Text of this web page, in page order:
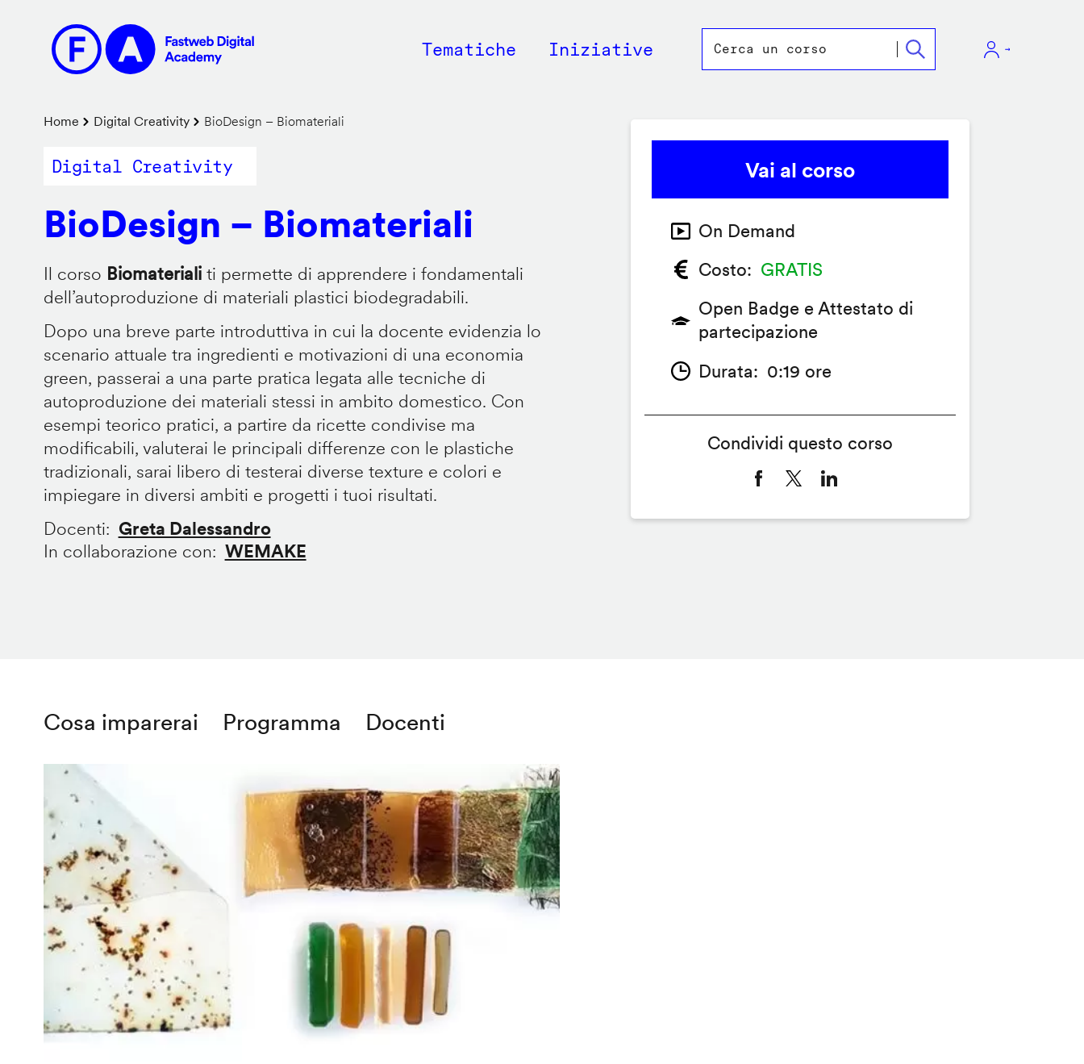
contenuto
principale
Main
Tematiche Iniziative
Briciole
di
Home Digital Creativity BioDesign – Biomateriali
Digital Creativity
BioDesign – Biomateriali
Il corso Biomaterialiti permette di apprendere i fondamentali
dell’autoproduzione di materiali plastici biodegradabili.
Dopo una breve parte introduttiva in cui la docente evidenzia lo
scenario attuale tra ingredienti e motivazioni di una economia
green, passerai a una parte pratica legata alle tecniche di
autoproduzione dei materiali stessi in ambito domestico. Con
esempi teorico pratici, a partire da ricette condivise ma
modificabili, valuterai le principali differenze con le plastiche
tradizionali, sarai libero di testerai diverse texture e colori e
impiegare in diversi ambiti e progetti i tuoi risultati.
Docenti
Greta Dalessandro
In collaborazione con
WEMAKE
Cosa imparerai Programma Docenti
Vai al corso
On Demand
Costo
GRATIS
Open Badge e Attestato di
partecipazione
Durata
0:19 ore
Condividi questo corso